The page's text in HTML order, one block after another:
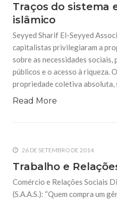
Traços do sistema
islâmico
Seyyed Sharif El-Seyyed
capitalistas privilegiaram a
sobre as necessidades
públicos e o acesso à riqueza.
propriedade coletiva absoluta,
Read More
26 DE SETEMBRO DE 2014
Trabalho e
Comércio e Relações Sociais
(S.A.A.S.): “Quem compra um